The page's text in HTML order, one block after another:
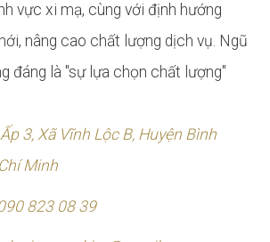
vực xi mạ, cùng với định hướng
nâng cao chất lượng dịch vụ. Ngũ
đáng là "sự lựa chọn chất lượng"
3, Xã Vĩnh Lộc B, Huyện Bình
Minh
823 08 39